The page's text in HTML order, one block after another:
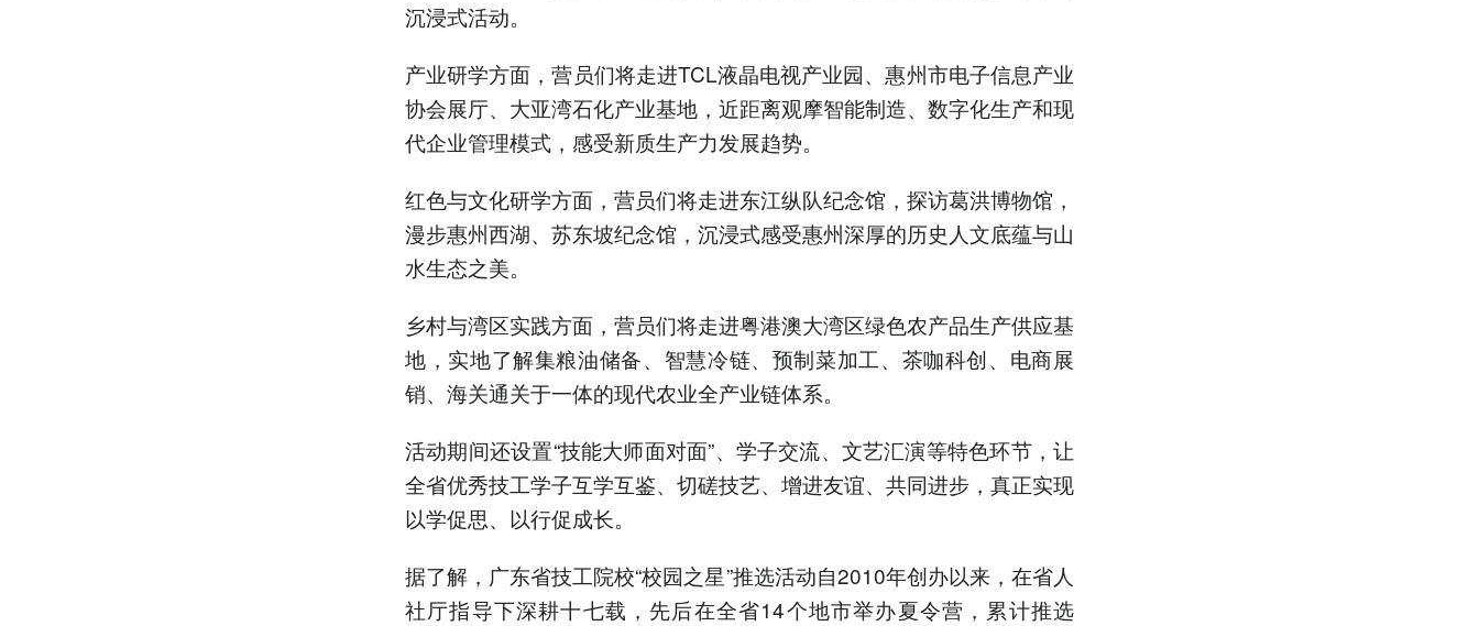
沉浸式活动。
产业研学方面，营员们将走进TCL液晶电视产业园、惠州市电子信息产业
协会展厅、大亚湾石化产业基地，近距离观摩智能制造、数字化生产和现
代企业管理模式，感受新质生产力发展趋势。
红色与文化研学方面，营员们将走进东江纵队纪念馆，探访葛洪博物馆，
漫步惠州西湖、苏东坡纪念馆，沉浸式感受惠州深厚的历史人文底蕴与山
水生态之美。
乡村与湾区实践方面，营员们将走进粤港澳大湾区绿色农产品生产供应基
地，实地了解集粮油储备、智慧冷链、预制菜加工、茶咖科创、电商展
销、海关通关于一体的现代农业全产业链体系。
活动期间还设置“技能大师面对面”、学子交流、文艺汇演等特色环节，让
全省优秀技工学子互学互鉴、切磋技艺、增进友谊、共同进步，真正实现
以学促思、以行促成长。
据了解，广东省技工院校“校园之星”推选活动自2010年创办以来，在省人
社厅指导下深耕十七载，先后在全省14个地市举办夏令营，累计推选